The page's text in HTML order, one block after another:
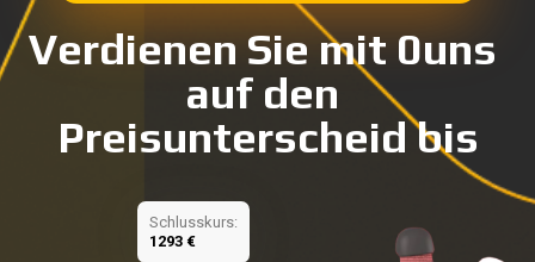
Verdienen Sie mit0uns
auf den
Preisunterscheid bis
Schlusskurs:
1293 €